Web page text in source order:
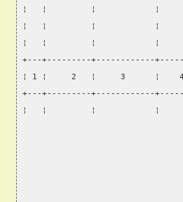
¦   ¦         ¦            ¦
¦   ¦         ¦            ¦
¦   ¦         ¦            ¦
+---+---------+------------
¦ 1 ¦     2   ¦     3      ¦
+---+---------+------------
¦   ¦         ¦            ¦